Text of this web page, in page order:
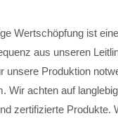
Wertschöpfung ist
aus unseren
unsere Produktion
Wir achten auf
zertifizierte Produkte.